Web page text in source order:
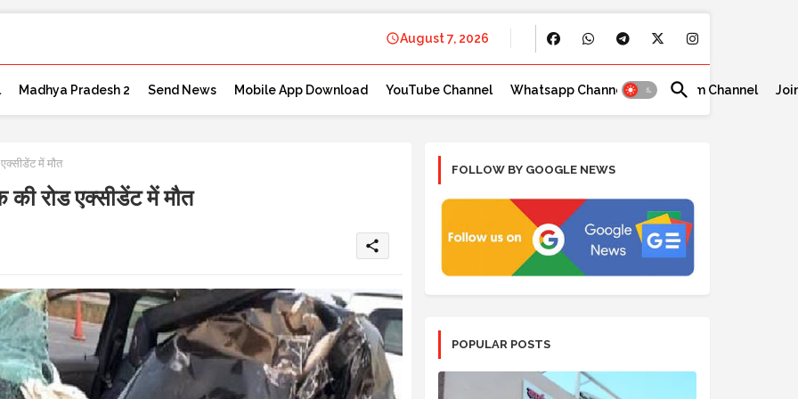
August 7, 2026
Madhya Pradesh 2 Send News Mobile App Download YouTube Channel Whatsapp Channel Telegram Channel
में मौत
रोड एक्सीडेंट में मौत
share
FOLLOW BY GOOGLE NEWS
POPULAR POSTS